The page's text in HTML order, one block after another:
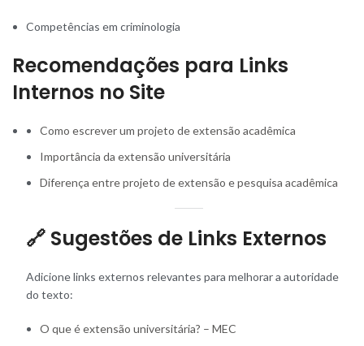
Competências em criminologia
Recomendações para Links
Internos no Site
Como escrever um projeto de extensão acadêmica
Importância da extensão universitária
Diferença entre projeto de extensão e pesquisa acadêmica
🔗 Sugestões de Links Externos
Adicione links externos relevantes para melhorar a autoridade
do texto:
O que é extensão universitária? – MEC